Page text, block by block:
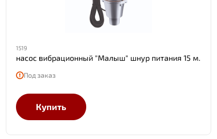
1519
насос вибрационный "Малыш" шнур питания 15 м.
Под заказ
Купить